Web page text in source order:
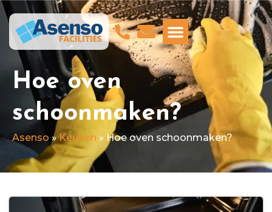
Hoe oven
schoonmaken?
Asenso »Keuken » Hoe oven schoonmaken?